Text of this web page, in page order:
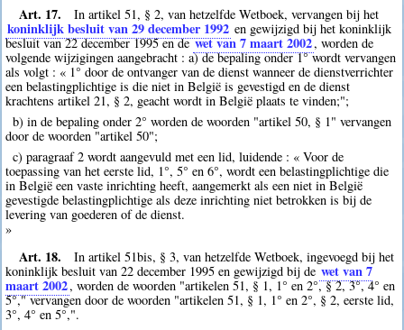
Art. 17. In artikel 51, § 2, van hetzelfde Wetboek, vervangen bij het
koninklijk besluit van 29 december 1992 en gewijzigd bij het koninklijk
besluit van 22 december 1995 en dewet van 7 maart 2002, worden de
volgende wijzigingen aangebracht : a) de bepaling onder 1° wordt vervangen
als volgt : « 1° door de ontvanger van de dienst wanneer de dienstverrichter
een belastingplichtige is die niet in België is gevestigd en de dienst
krachtens artikel 21, § 2, geacht wordt in België plaats te vinden;";
b) in de bepaling onder 2° worden de woorden "artikel 50, § 1" vervangen
door de woorden "artikel 50";
c) paragraaf 2 wordt aangevuld met een lid, luidende : « Voor de
toepassing van het eerste lid, 1°, 5° en 6°, wordt een belastingplichtige die
in België een vaste inrichting heeft, aangemerkt als een niet in België
gevestigde belastingplichtige als deze inrichting niet betrokken is bij de
levering van goederen of de dienst.
»
Art. 18.
In artikel 51bis, § 3, van hetzelfde Wetboek, ingevoegd bij het
koninklijk besluit van 22 december 1995 en gewijzigd bij de wet van 7
maart 2002, worden de woorden "artikelen 51, § 1, 1° en 2°, § 2, 3°, 4° en
5°," vervangen door de woorden "artikelen 51, § 1, 1° en 2°, § 2, eerste lid,
3°, 4° en 5°,".